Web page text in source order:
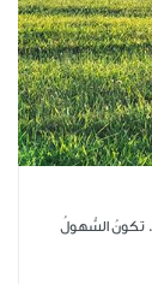
تكونُ السُّهولُ